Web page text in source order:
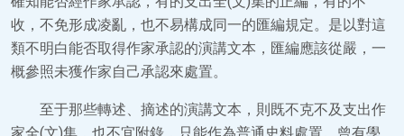
收，不免形成凌亂，也不易構成同一的匯編規定。是以對這
類不明白能否取得作家承認的演講文本，匯編應該從嚴，一
概參照未獲作家自己承認來處置。
至于那些轉述、摘述的演講文本，則既不克不及支出作